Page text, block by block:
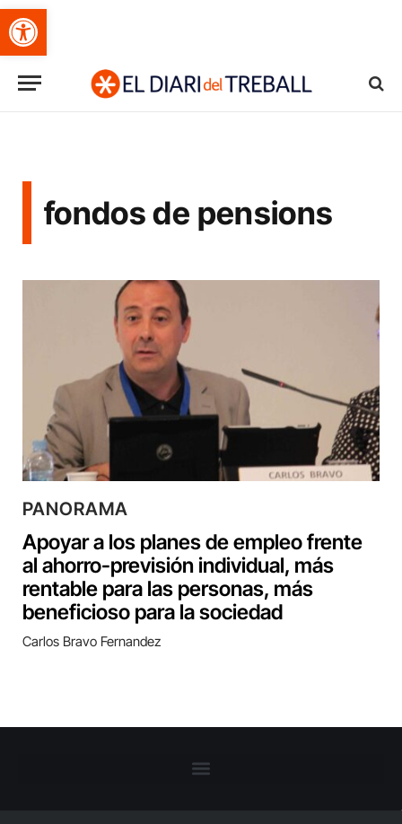
Obre la barra d'eines
fondos de pensions
PANORAMA
Apoyar a los planes de empleo frente
al ahorro-previsión individual, más
rentable para las personas, más
beneficioso para la sociedad
Carlos Bravo Fernandez